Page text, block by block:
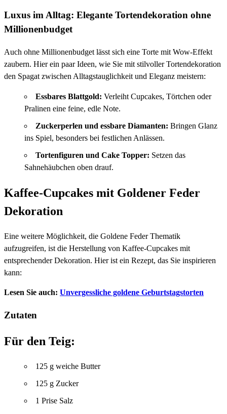
Luxus im Alltag: Elegante Tortendekoration ohne
Millionenbudget
Auch ohne Millionenbudget lässt sich eine Torte mit Wow-Effekt
zaubern. Hier ein paar Ideen, wie Sie mit stilvoller Tortendekoration
den Spagat zwischen Alltagstauglichkeit und Eleganz meistern:
Essbares Blattgold: Verleiht Cupcakes, Törtchen oder
Pralinen eine feine, edle Note.
Zuckerperlen und essbare Diamanten: Bringen Glanz
ins Spiel, besonders bei festlichen Anlässen.
Tortenfiguren und Cake Topper: Setzen das
Sahnehäubchen oben drauf.
Kaffee-Cupcakes mit Goldener Feder
Dekoration
Eine weitere Möglichkeit, die Goldene Feder Thematik
aufzugreifen, ist die Herstellung von Kaffee-Cupcakes mit
entsprechender Dekoration. Hier ist ein Rezept, das Sie inspirieren
kann:
Lesen Sie auch: Unvergessliche goldene Geburtstagstorten
Zutaten
Für den Teig:
125 g weiche Butter
125 g Zucker
1 Prise Salz